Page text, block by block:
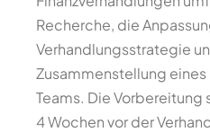
Recherche, die
Verhandlungsstrategie
Zusammenstellung
Teams. Die
4 Wochen vor der